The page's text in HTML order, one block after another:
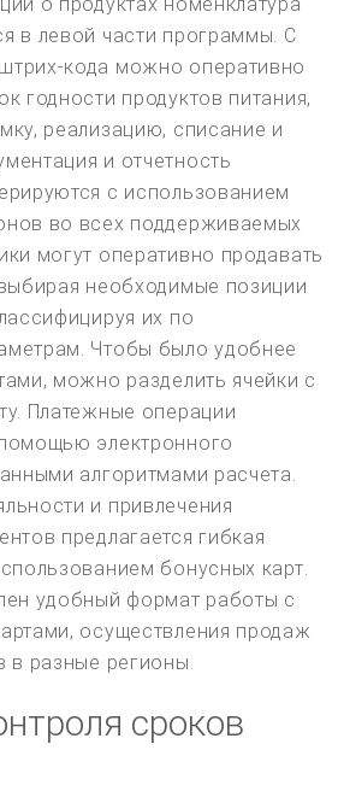
в левой части программы. С
кода можно оперативно
годности продуктов питания,
реализацию, списание и
и отчетность
с использованием
во всех поддерживаемых
могут оперативно продавать
необходимые позиции
их по
Чтобы было удобнее
можно разделить ячейки с
Платежные операции
электронного
алгоритмами расчета.
и привлечения
предлагается гибкая
бонусных карт.
удобный формат работы с
осуществления продаж
в разные регионы.
сроков